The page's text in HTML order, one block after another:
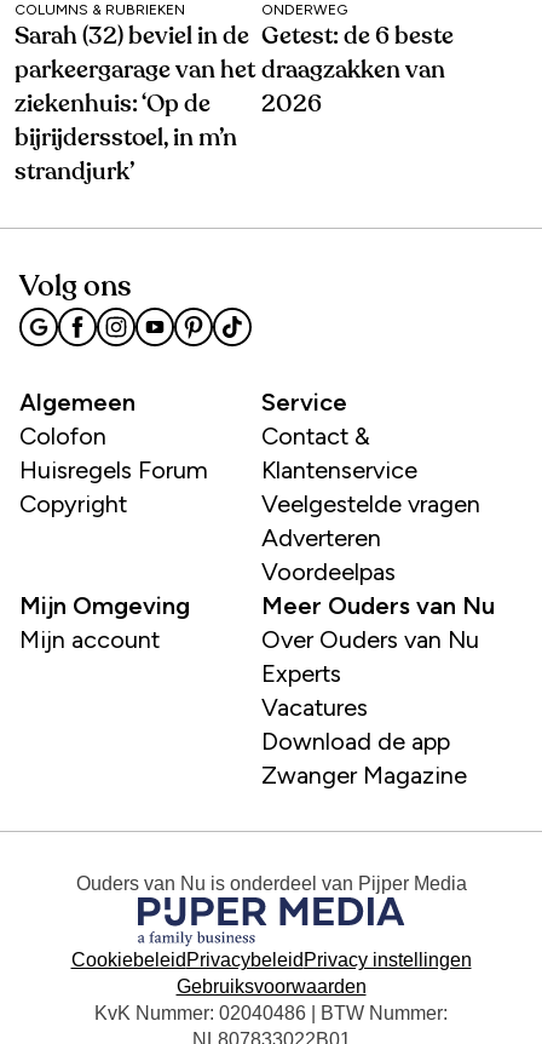
COLUMNS & RUBRIEKEN
Sarah (32) beviel in de
parkeergarage van het
ziekenhuis: ‘Op de
bijrijdersstoel, in m’n
strandjurk’
ONDERWEG
Getest: de 6 beste
draagzakken van
2026
Volg ons
Algemeen
Colofon
Huisregels Forum
Copyright
Service
Contact &
Klantenservice
Veelgestelde vragen
Adverteren
Voordeelpas
Mijn Omgeving
Mijn account
Meer Ouders van Nu
Over Ouders van Nu
Experts
Vacatures
Download de app
Zwanger Magazine
Ouders van Nu is onderdeel van Pijper Media
Cookiebeleid Privacybeleid Privacy instellingen
Gebruiksvoorwaarden
KvK Nummer: 02040486 | BTW Nummer: